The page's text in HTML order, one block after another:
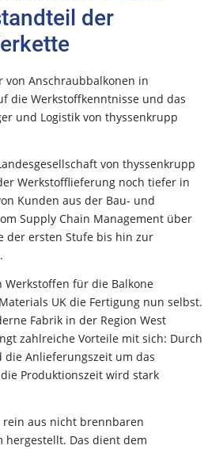
der
von Anschraubbalkonen in
die Werkstoffkenntnisse und das
und Logistik von thyssenkrupp
von thyssenkrupp
Werkstofflieferung noch tiefer in
Kunden aus der Bau- und
Supply Chain Management über
der ersten Stufe bis hin zur
für die Balkone
UK die Fertigung nun selbst.
Fabrik in der Region West
zahlreiche Vorteile mit sich: Durch
Anlieferungszeit um das
Produktionszeit wird stark
aus nicht brennbaren
Das dient dem